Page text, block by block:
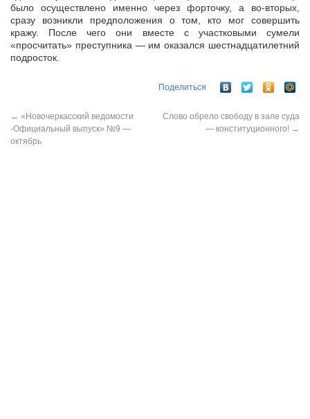
было осуществлено именно через форточку, а во-вторых,
сразу возникли предположения о том, кто мог совершить
кражу. После чего они вместе с участковыми сумели
«просчитать» преступника — им оказался шестнадцатилетний
подросток.
Поделиться
← «Новочеркасский ведомости
-Официальный выпуск» №9 —
октябрь
Слово обрело свободу в зале суда
— конституционного! →